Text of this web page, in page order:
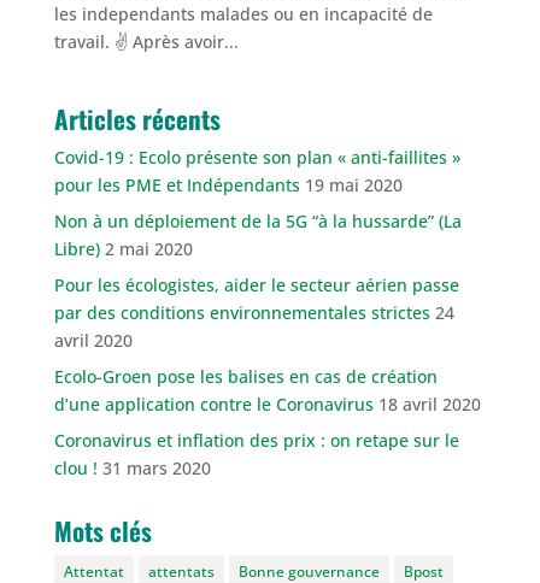
les independants malades ou en incapacité de
travail. ✌ Après avoir...
Articles récents
Covid-19 : Ecolo présente son plan « anti-faillites »
pour les PME et Indépendants 19 mai 2020
Non à un déploiement de la 5G “à la hussarde” (La
Libre) 2 mai 2020
Pour les écologistes, aider le secteur aérien passe
par des conditions environnementales strictes 24
avril 2020
Ecolo-Groen pose les balises en cas de création
d’une application contre le Coronavirus 18 avril 2020
Coronavirus et inflation des prix : on retape sur le
clou ! 31 mars 2020
Mots clés
Attentat attentats Bonne gouvernance
Bpost